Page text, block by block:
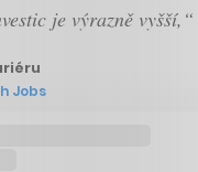
je výrazně vyšší,“
Jobs